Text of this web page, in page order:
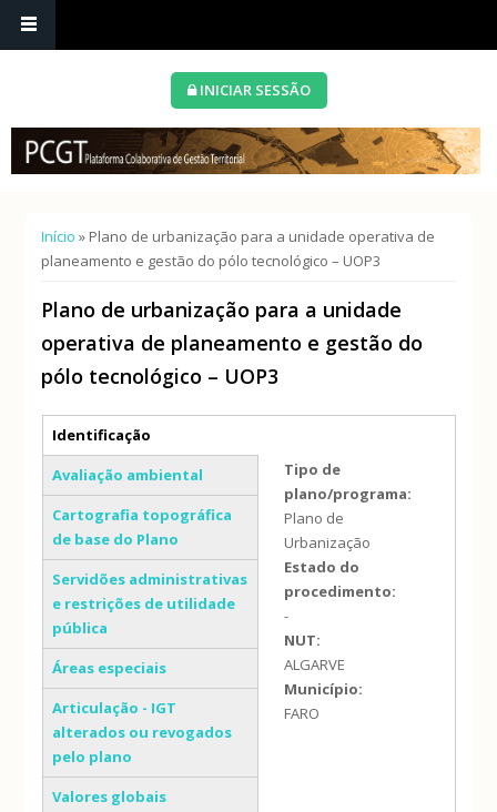
INICIAR SESSÃO
Está aqui
Início » Plano de urbanização para a unidade operativa de
planeamento e gestão do pólo tecnológico – UOP3
Plano de urbanização para a unidade
operativa de planeamento e gestão do
pólo tecnológico – UOP3
Separadores verticais
Identificação
(separador ativo)
Avaliação ambiental
Cartografia topográfica
de base do Plano
Servidões administrativas
e restrições de utilidade
pública
Áreas especiais
Articulação - IGT
alterados ou revogados
pelo plano
Valores globais
Tipo de
plano/programa:
Plano de
Urbanização
Estado do
procedimento:
-
NUT:
ALGARVE
Município:
FARO